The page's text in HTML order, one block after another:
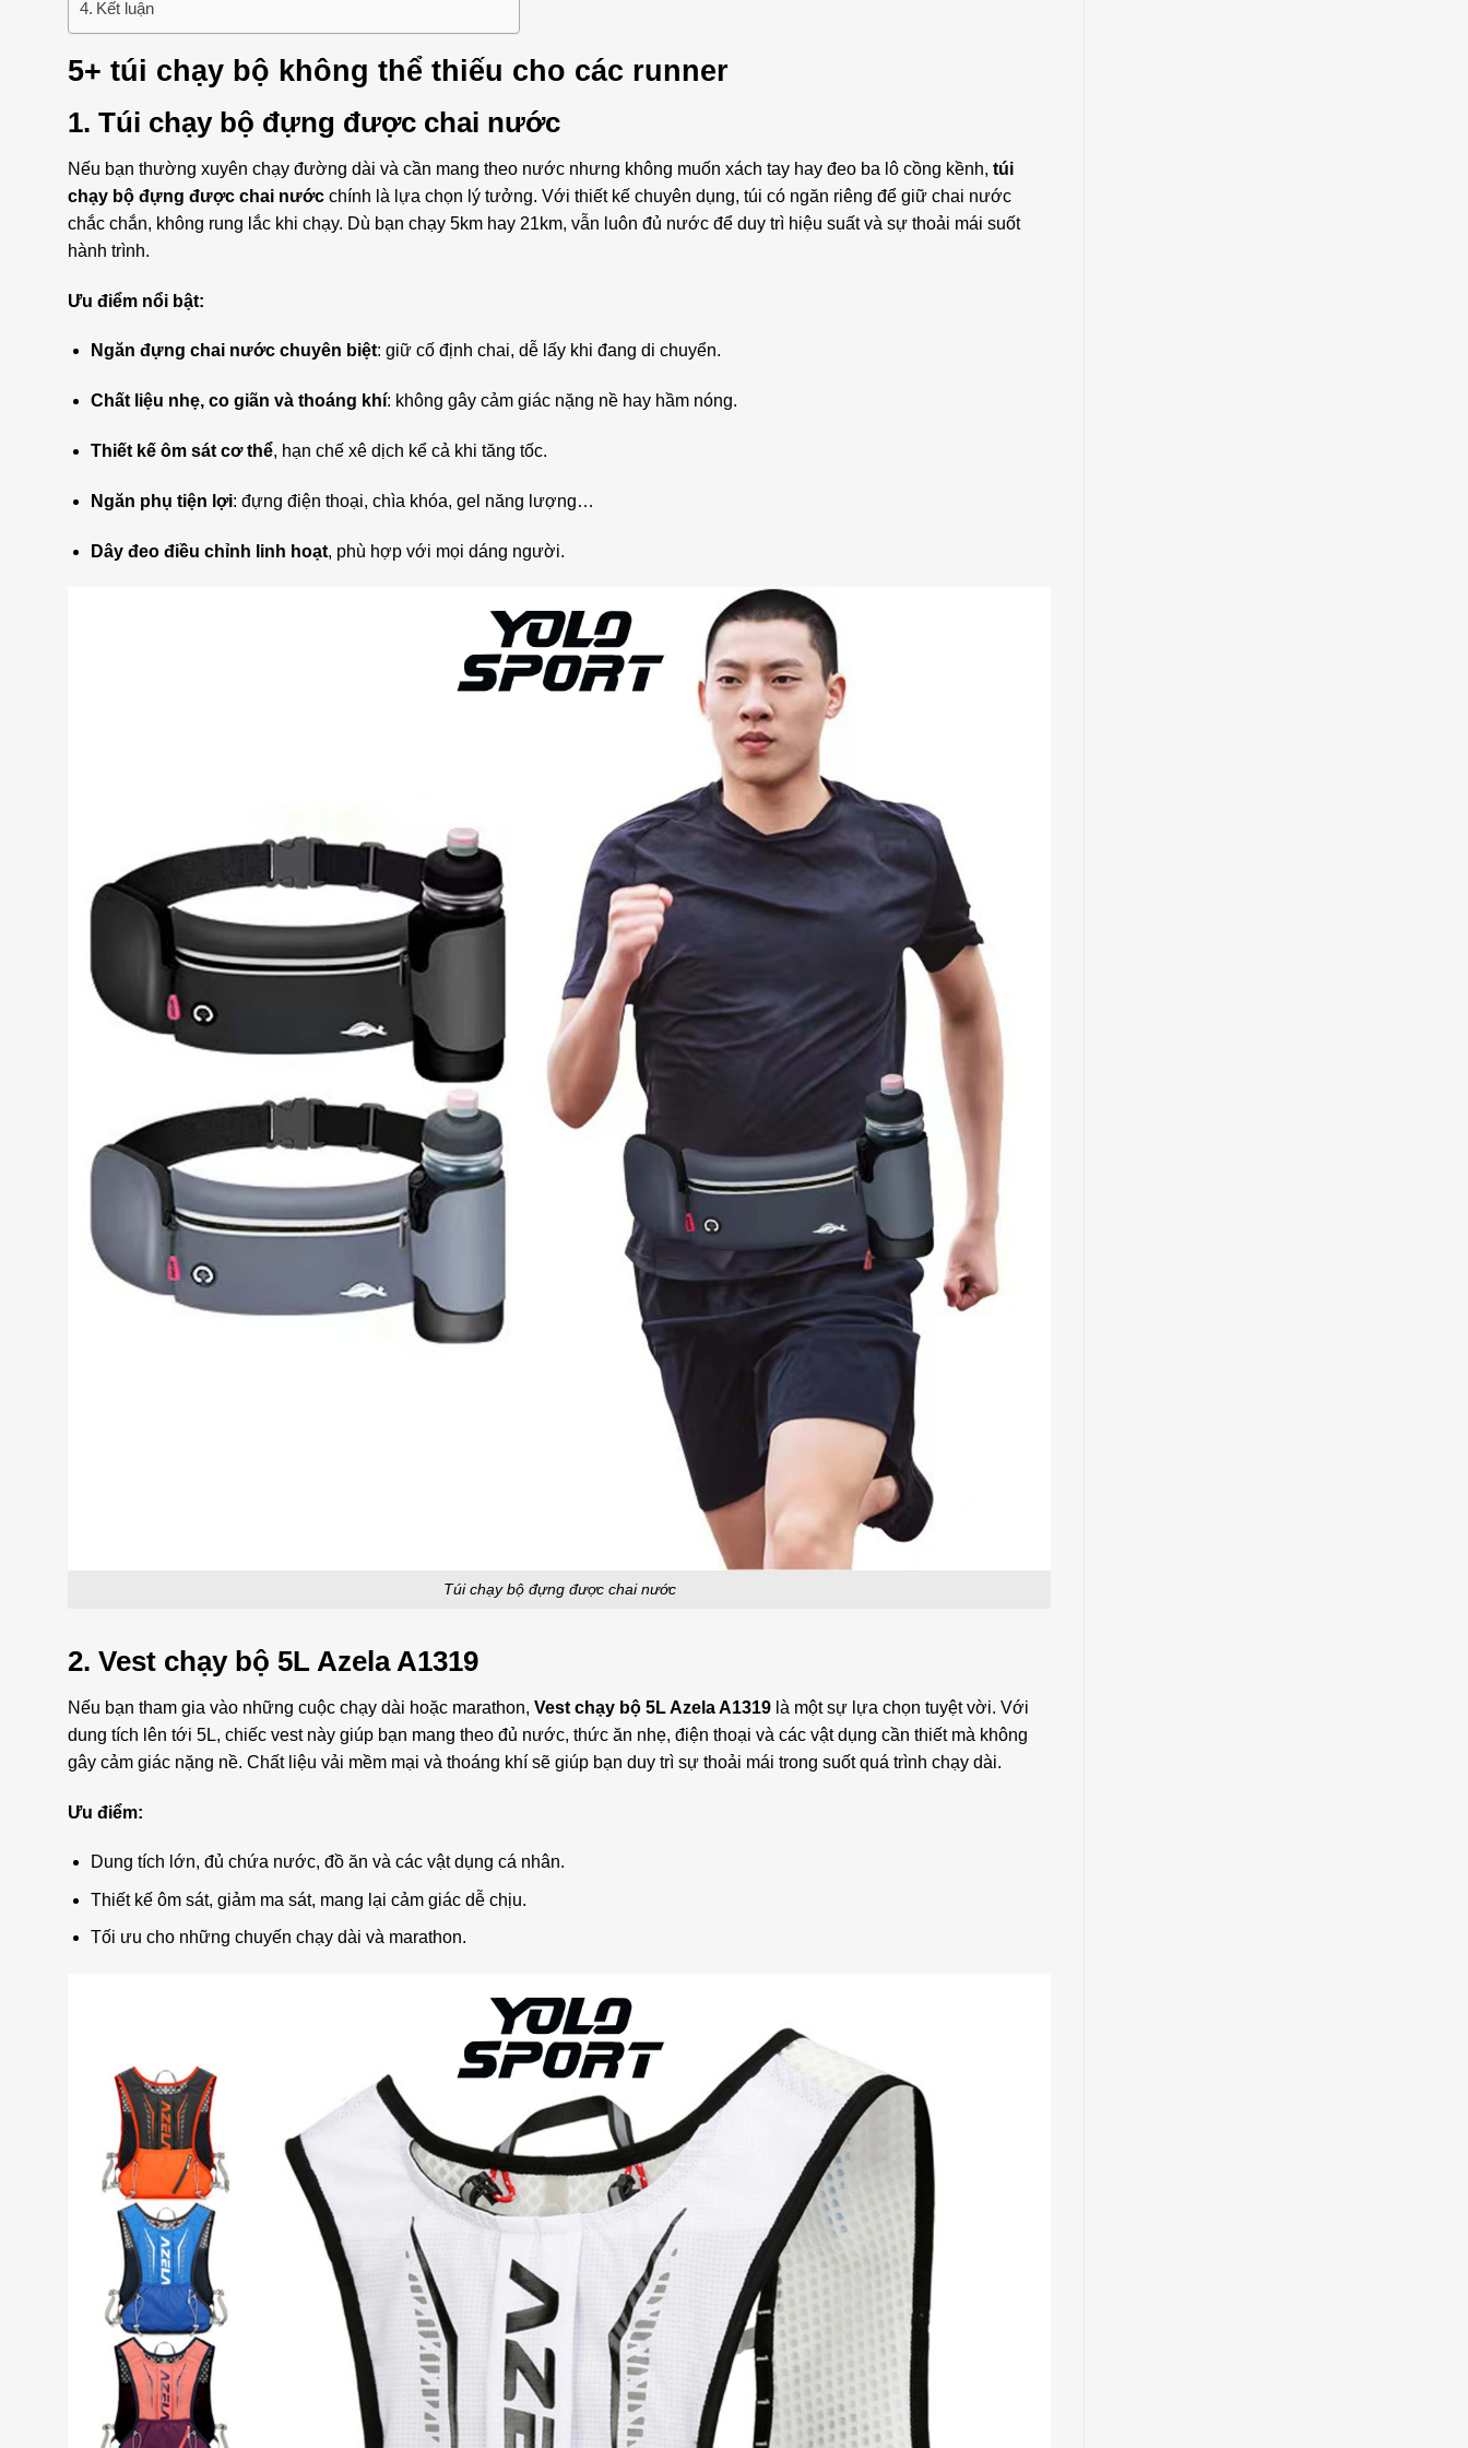
Kết luận
5+ túi chạy bộ không thể thiếu cho các runner
1. Túi chạy bộ đựng được chai nước
Nếu bạn thường xuyên chạy đường dài và cần mang theo nước nhưng không muốn xách tay hay đeo ba lô cồng kềnh, túi
chạy bộ đựng được chai nước chính là lựa chọn lý tưởng. Với thiết kế chuyên dụng, túi có ngăn riêng để giữ chai nước
chắc chắn, không rung lắc khi chạy. Dù bạn chạy 5km hay 21km, vẫn luôn đủ nước để duy trì hiệu suất và sự thoải mái suốt
hành trình.
Ưu điểm nổi bật:
Ngăn đựng chai nước chuyên biệt: giữ cố định chai, dễ lấy khi đang di chuyển.
Chất liệu nhẹ, co giãn và thoáng khí: không gây cảm giác nặng nề hay hầm nóng.
Thiết kế ôm sát cơ thể, hạn chế xê dịch kể cả khi tăng tốc.
Ngăn phụ tiện lợi: đựng điện thoại, chìa khóa, gel năng lượng…
Dây đeo điều chỉnh linh hoạt, phù hợp với mọi dáng người.
Túi chạy bộ đựng được chai nước
2. Vest chạy bộ 5L Azela A1319
Nếu bạn tham gia vào những cuộc chạy dài hoặc marathon, Vest chạy bộ 5L Azela A1319 là một sự lựa chọn tuyệt vời. Với
dung tích lên tới 5L, chiếc vest này giúp bạn mang theo đủ nước, thức ăn nhẹ, điện thoại và các vật dụng cần thiết mà không
gây cảm giác nặng nề. Chất liệu vải mềm mại và thoáng khí sẽ giúp bạn duy trì sự thoải mái trong suốt quá trình chạy dài.
Ưu điểm:
Dung tích lớn, đủ chứa nước, đồ ăn và các vật dụng cá nhân.
Thiết kế ôm sát, giảm ma sát, mang lại cảm giác dễ chịu.
Tối ưu cho những chuyến chạy dài và marathon.